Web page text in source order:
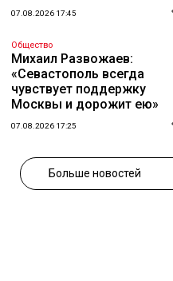
07.08.2026 17:45
Общество
Михаил Развожаев:
«Севастополь всегда
чувствует поддержку
Москвы и дорожит ею»
07.08.2026 17:25
Больше новостей